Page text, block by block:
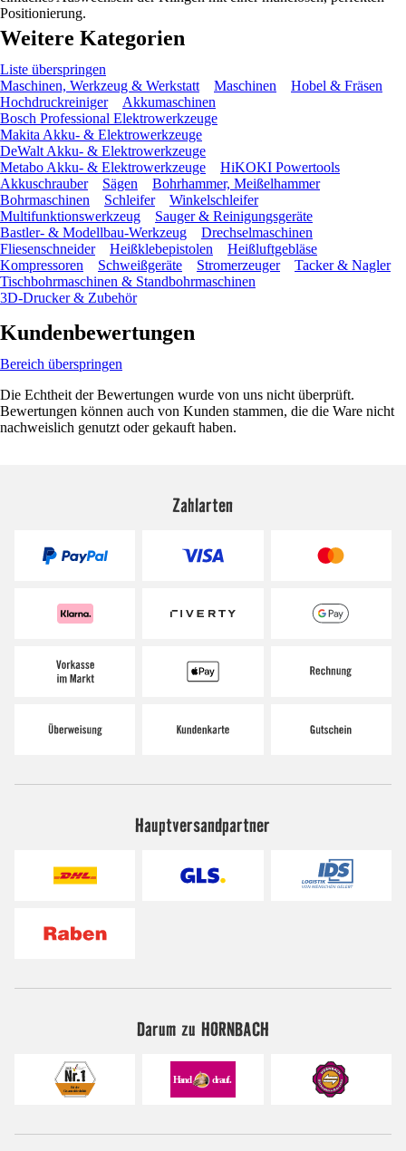
Positionierung.
Weitere Kategorien
Liste überspringen
Maschinen, Werkzeug & Werkstatt
Maschinen
Hobel & Fräsen
Hochdruckreiniger
Akkumaschinen
Bosch Professional Elektrowerkzeuge
Makita Akku- & Elektrowerkzeuge
DeWalt Akku- & Elektrowerkzeuge
Metabo Akku- & Elektrowerkzeuge
HiKOKI Powertools
Akkuschrauber
Sägen
Bohrhammer, Meißelhammer
Bohrmaschinen
Schleifer
Winkelschleifer
Multifunktionswerkzeug
Sauger & Reinigungsgeräte
Bastler- & Modellbau-Werkzeug
Drechselmaschinen
Fliesenschneider
Heißklebepistolen
Heißluftgebläse
Kompressoren
Schweißgeräte Stromerzeuger
Tacker & Nagler
Tischbohrmaschinen & Standbohrmaschinen
3D-Drucker & Zubehör
Kundenbewertungen
Bereich überspringen
Die Echtheit der Bewertungen wurde von uns nicht überprüft.
Bewertungen können auch von Kunden stammen, die die Ware nicht
nachweislich genutzt oder gekauft haben.
Zahlarten
Hauptversandpartner
Darum zu HORNBACH